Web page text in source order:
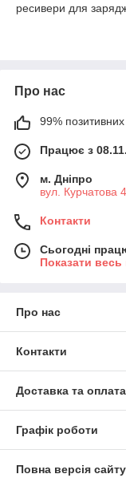
ресивери для
живлення для плат
Пропонуємо купити
для вбудовування в
керування процесом
Функції
Різні типи
Про нас
99% позитивних
Працює з
м. Дніпро
вул. Курчатова
Контакти
Сьогодні
Показати весь
Про нас
Контакти
Доставка та оплата
Графік роботи
Повна версія сайту